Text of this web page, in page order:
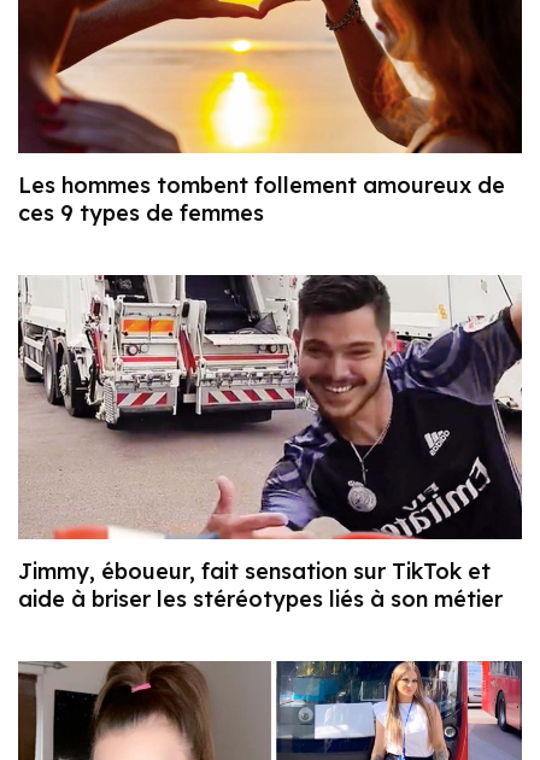
Les hommes tombent follement amoureux de
ces 9 types de femmes
Jimmy, éboueur, fait sensation sur TikTok et
aide à briser les stéréotypes liés à son métier